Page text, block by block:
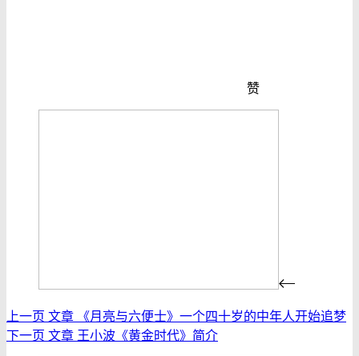
赞
上一页 文章
《月亮与六便士》一个四十岁的中年人开始追梦
下一页 文章 王小波《黄金时代》简介